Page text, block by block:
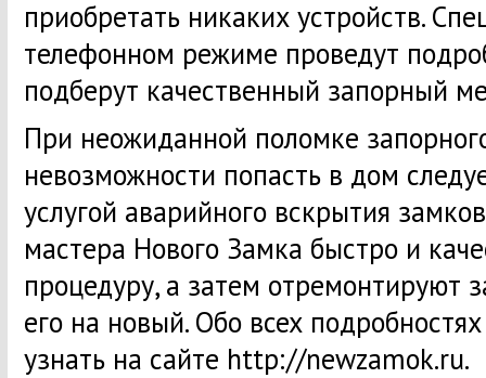
приобретать никаких устройств.
телефонном режиме проведут
подберут качественный запорный
При неожиданной поломке
невозможности попасть в дом
услугой аварийного вскрытия
мастера Нового Замка быстро и
процедуру, а затем отремонтируют
его на новый. Обо всех
узнать на сайте http://newzamok.ru.